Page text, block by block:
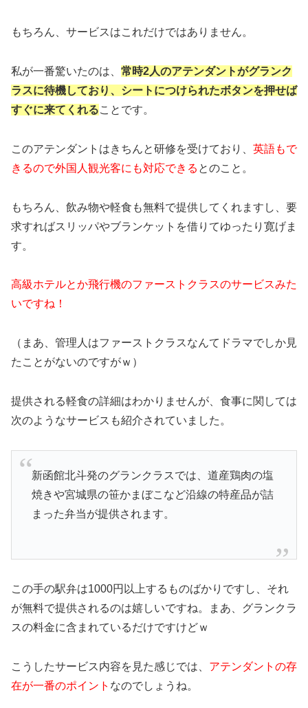
もちろん、サービスはこれだけではありません。
私が一番驚いたのは、 常時2人のアテンダントがグランク
ラスに待機しており、シートにつけられたボタンを押せば
すぐに来てくれることです。
このアテンダントはきちんと研修を受けており、 英語もで
きるので外国人観光客にも対応できる とのこと。
もちろん、飲み物や軽食も無料で提供してくれますし、要
求すればスリッパやブランケットを借りてゆったり寛げま
す。
高級ホテルとか飛行機のファーストクラスのサービスみた
いですね！
（まあ、管理人はファーストクラスなんてドラマでしか見
たことがないのですがｗ）
提供される軽食の詳細はわかりませんが、食事に関しては
次のようなサービスも紹介されていました。
新函館北斗発のグランクラスでは、道産鶏肉の塩
焼きや宮城県の笹かまぼこなど沿線の特産品が詰
まった弁当が提供されます。
この手の駅弁は1000円以上するものばかりですし、それ
が無料で提供されるのは嬉しいですね。まあ、グランクラ
スの料金に含まれているだけですけどｗ
こうしたサービス内容を見た感じでは、 アテンダントの存
在が一番のポイント なのでしょうね。